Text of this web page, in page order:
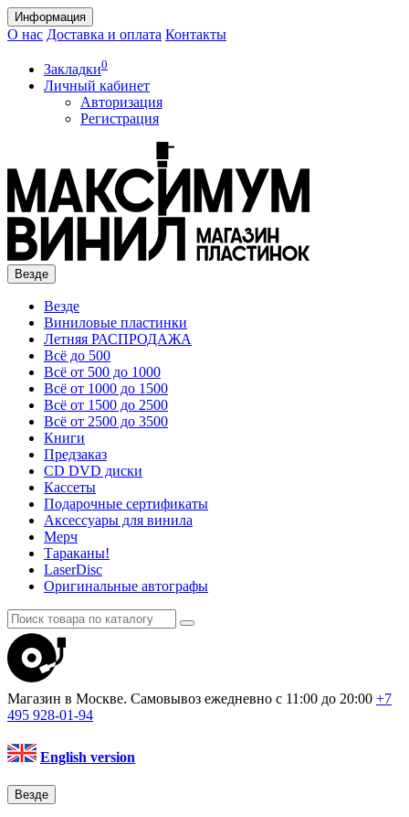
Информация
О нас Доставка и оплата Контакты
Закладки0
Личный кабинет
Авторизация
Регистрация
Везде
Везде
Виниловые пластинки
Летняя РАСПРОДАЖА
Всё до 500
Всё от 500 до 1000
Всё от 1000 до 1500
Всё от 1500 до 2500
Всё от 2500 до 3500
Книги
Предзаказ
CD DVD диски
Кассеты
Подарочные сертификаты
Аксессуары для винила
Мерч
Тараканы!
LaserDisc
Оригинальные автографы
Магазин в Москве. Самовывоз ежедневно с 11:00 до 20:00 +7
495 928-01-94
English version
Везде